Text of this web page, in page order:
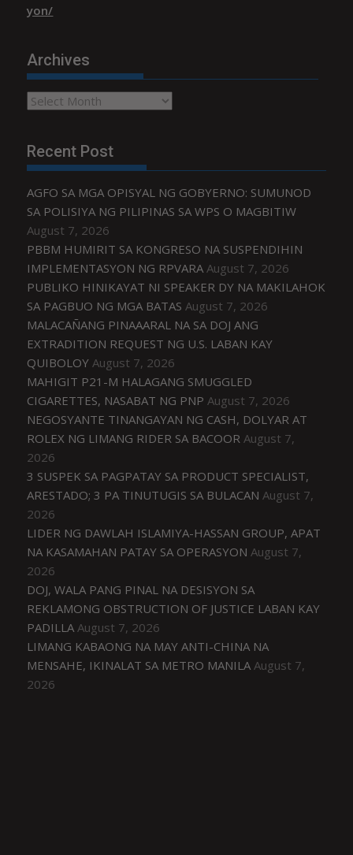
yon/
Archives
Archives
Recent Post
AGFO SA MGA OPISYAL NG GOBYERNO: SUMUNOD
SA POLISIYA NG PILIPINAS SA WPS O MAGBITIW
August 7, 2026
PBBM HUMIRIT SA KONGRESO NA SUSPENDIHIN
IMPLEMENTASYON NG RPVARA August 7, 2026
PUBLIKO HINIKAYAT NI SPEAKER DY NA MAKILAHOK
SA PAGBUO NG MGA BATAS August 7, 2026
MALACAÑANG PINAAARAL NA SA DOJ ANG
EXTRADITION REQUEST NG U.S. LABAN KAY
QUIBOLOY August 7, 2026
MAHIGIT P21-M HALAGANG SMUGGLED
CIGARETTES, NASABAT NG PNP August 7, 2026
NEGOSYANTE TINANGAYAN NG CASH, DOLYAR AT
ROLEX NG LIMANG RIDER SA BACOOR August 7,
2026
3 SUSPEK SA PAGPATAY SA PRODUCT SPECIALIST,
ARESTADO; 3 PA TINUTUGIS SA BULACAN August 7,
2026
LIDER NG DAWLAH ISLAMIYA-HASSAN GROUP, APAT
NA KASAMAHAN PATAY SA OPERASYON August 7,
2026
DOJ, WALA PANG PINAL NA DESISYON SA
REKLAMONG OBSTRUCTION OF JUSTICE LABAN KAY
PADILLA August 7, 2026
LIMANG KABAONG NA MAY ANTI-CHINA NA
MENSAHE, IKINALAT SA METRO MANILA August 7,
2026